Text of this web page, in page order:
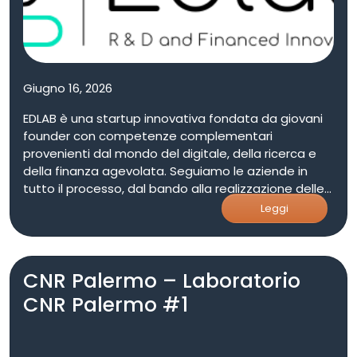
sostenibile. L’adesione favorisce collaborazioni con
imprese e centri di ricerca, valorizzando
competenze in ambiti come robotica, intelligenza
Giugno 16, 2026
EDLAB è una startup innovativa fondata da giovani
founder con competenze complementari
provenienti dal mondo del digitale, della ricerca e
della finanza agevolata. Seguiamo le aziende in
tutto il processo, dal bando alla realizzazione delle
soluzioni tecnologiche per innovazione di prodotti,
Leggi
CNR Palermo – Laboratorio
CNR Palermo #1